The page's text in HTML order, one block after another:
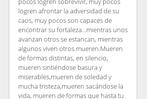
logren afrontar la adversidad de su
caos, muy pocos son capaces de
encontrar su fortaleza...mientras unos
avanzan otros se estancan, mientras
algunos viven otros mueren.Mueren
de formas distintas, en silencio,
mueren sintiéndose basura y
miserables,mueren de soledad y
mucha tristeza,mueren sacándose la
vida, mueren de formas que hasta tu